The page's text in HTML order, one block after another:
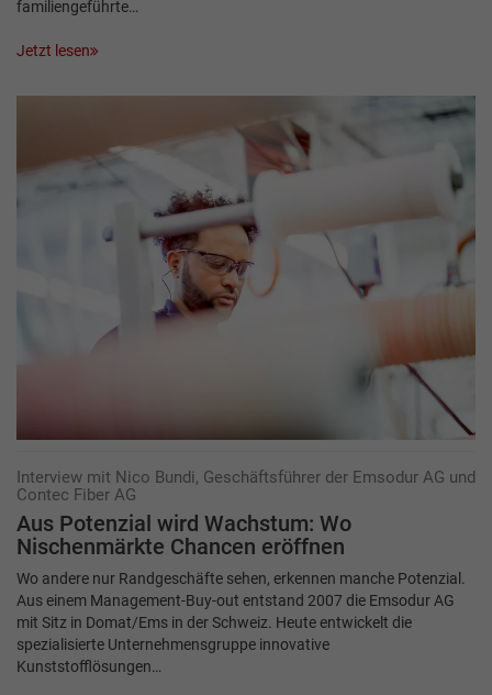
familiengeführte…
Jetzt lesen
Interview mit Nico Bundi, Geschäftsführer der Emsodur AG und
Contec Fiber AG
Aus Potenzial wird Wachstum: Wo
Nischenmärkte Chancen eröffnen
Wo andere nur Randgeschäfte sehen, erkennen manche Potenzial.
Aus einem Management-Buy-out entstand 2007 die Emsodur AG
mit Sitz in Domat/Ems in der Schweiz. Heute entwickelt die
spezialisierte Unternehmensgruppe innovative
Kunststofflösungen…